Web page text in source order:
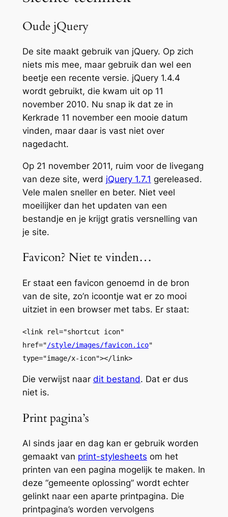
Oude jQuery
De site maakt gebruik van jQuery. Op zich
niets mis mee, maar gebruik dan wel een
beetje een recente versie. jQuery 1.4.4
wordt gebruikt, die kwam uit op 11
november 2010. Nu snap ik dat ze in
Kerkrade 11 november een mooie datum
vinden, maar daar is vast niet over
nagedacht.
Op 21 november 2011, ruim voor de livegang
van deze site, werd jQuery 1.7.1 gereleased.
Vele malen sneller en beter. Niet veel
moeilijker dan het updaten van een
bestandje en je krijgt gratis versnelling van
je site.
Favicon? Niet te vinden…
Er staat een favicon genoemd in de bron
van de site, zo’n icoontje wat er zo mooi
uitziet in een browser met tabs. Er staat:
<link rel="shortcut icon"
href="/style/images/favicon.ico"
type="image/x-icon"></link>
Die verwijst naar dit bestand. Dat er dus
niet is.
Print pagina’s
Al sinds jaar en dag kan er gebruik worden
gemaakt van print-stylesheets om het
printen van een pagina mogelijk te maken. In
deze “gemeente oplossing” wordt echter
gelinkt naar een aparte printpagina. Die
printpagina’s worden vervolgens